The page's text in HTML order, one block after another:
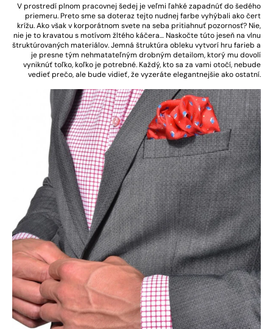
V prostredí plnom pracovnej šedej je veľmi ľahké zapadnúť do šedého
priemeru. Preto sme sa doteraz tejto nudnej farbe vyhýbali ako čert
krížu. Ako však v korporátnom svete na seba pritiahnuť pozornosť? Nie,
nie je to kravatou s motívom žltého káčera… Naskočte túto jeseň na vlnu
štruktúrovaných materiálov. Jemná štruktúra obleku vytvorí hru farieb a
je presne tým nehmatateľným drobným detailom, ktorý mu dovolí
vyniknúť toľko, koľko je potrebné. Každý, kto sa za vami otočí, nebude
vedieť prečo, ale bude vidieť, že vyzeráte elegantnejšie ako ostatní.